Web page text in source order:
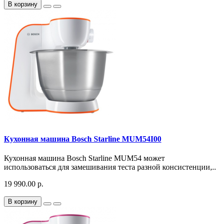
В корзину
Кухонная машина Bosch Starline MUM54I00
Кухонная машина Bosch Starline MUM54 может
использоваться для замешивания теста разной консистенции,..
19 990.00 р.
В корзину